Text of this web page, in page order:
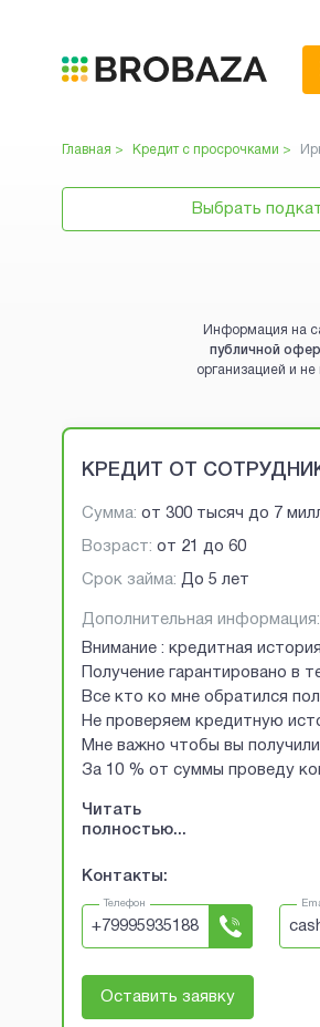
Главная > Кредит с просрочками >
Выбрать
Информация на
публичной
организацией и
Brobaza - VIP-
КРЕДИТ ОТ
Сумма: от 300 тысяч до 7
Возраст: от 21 до 60
Срок займа: До 5 лет
Дополнительная информация:
Внимание : кредитная
Получение гарантировано в
Все кто ко мне обратился
Не проверяем кредитную
Мне важно чтобы вы
За 10 % от суммы проведу
Читать
полностью...
Контакты:
Телефон
+79995935188
Оставить заявку